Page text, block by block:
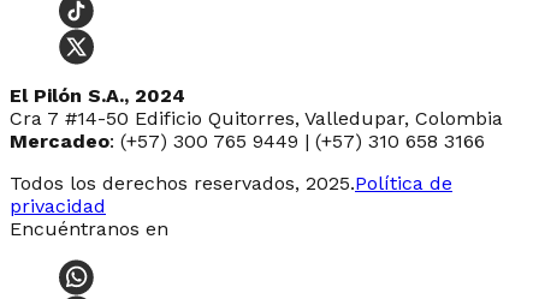
El Pilón S.A., 2024
Cra 7 #14-50 Edificio Quitorres, Valledupar, Colombia
Mercadeo: (+57) 300 765 9449 | (+57) 310 658 3166
Todos los derechos reservados, 2025.Política de
privacidad
Encuéntranos en